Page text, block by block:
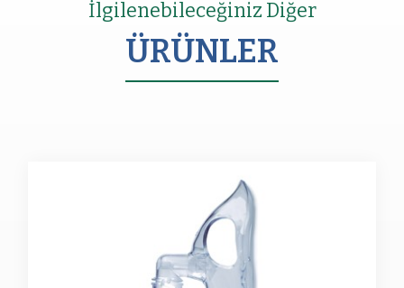
İlgilenebileceğiniz Diğer
ÜRÜNLER